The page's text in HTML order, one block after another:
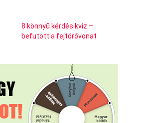
8 könnyű kérdés kvíz –
befutott a fejtörővonat